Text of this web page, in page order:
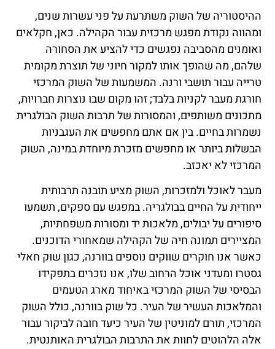
ההיסטוריה של השוק משתרעת על פני עשרות שנים,
ומהווה נקודת מפגש מרכזית עבור הקהילה. כאן, חקלאים
ואומנים מהסביבה נפגשים כדי להציע את הסחורה
שלהם, מה שהופך אותו למקור חיוני של תוצרת מקומית
טרייה עבור תושבי ורנה. המשמעות של השוק המרכזי
חורגת מעבר לקניות בלבד; זהו מקום שבו נוצרות חברויות,
מתכונים משותפים, והמסורות של תרבות השוק הבולגרית
נשמרות בחיים. בין אם אתם מחפשים את העגבניות
הבשלות ביותר או מחפשים מזכרת מיוחדת במינה, השוק
המרכזי לא יאכזב.
מעבר לאוכל ולמזכרות, השוק מציע תובנה תרבותית
ייחודית על החיים בבולגריה. במפגש עם ספקים, תשמעו
סיפורים על יבולים, מלאכות יד ומסורות משפחתיות,
המציירים תמונה חיה של הקהילה שמאחורי הדוכנים.
כאשר אנו חוקרים שווקים נוספים בוורנה, כגון שוק חאלי
גסטרו ומעדני אוכל הרחוב שלו, אנו נזכרים בתפקידו
הבסיסי של השוק המרכזי באיחוד מארג הטעמים
והמלאכות העשיר של העיר. כל שוק בוורנה, כולל השוק
המרכזי, תורם למוניטין של העיר כיעד חובה לביקור עבור
אלה הלהוטים לחוות את התרבות הבולגרית האותנטית.